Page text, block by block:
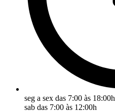
seg a sex das 7:00 às 18:00h
sab das 7:00 às 12:00h